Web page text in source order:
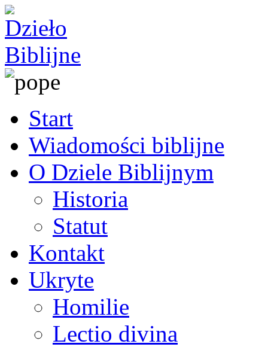
Start
Wiadomości biblijne
O Dziele Biblijnym
Historia
Statut
Kontakt
Ukryte
Homilie
Lectio divina